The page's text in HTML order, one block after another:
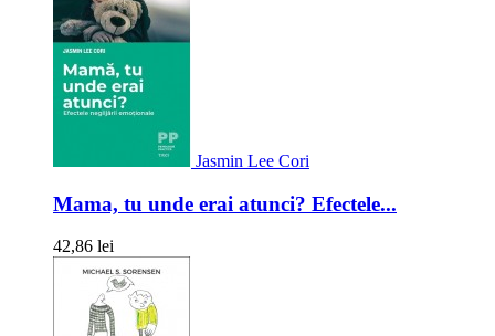
Jasmin Lee Cori
Mama, tu unde erai atunci? Efectele...
42,86 lei